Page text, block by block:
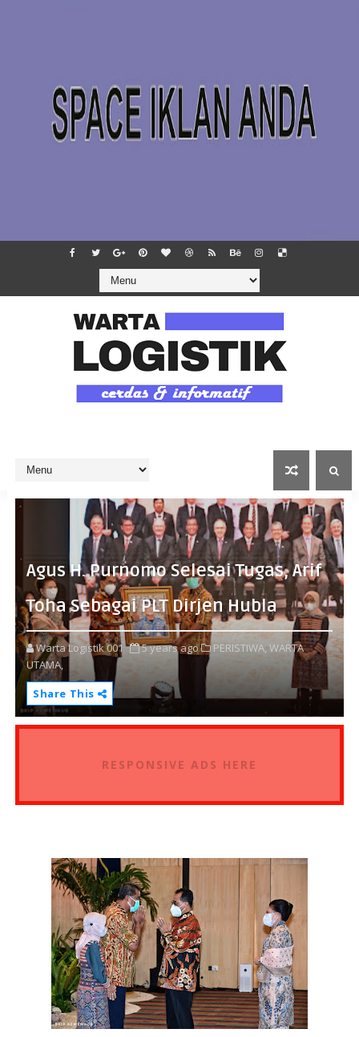
Agus H. Purnomo Selesai Tugas, Arif
Toha Sebagai PLT Dirjen Hubla
Warta Logistik 001 5 years ago PERISTIWA,WARTA
UTAMA,
Share This
RESPONSIVE ADS HERE